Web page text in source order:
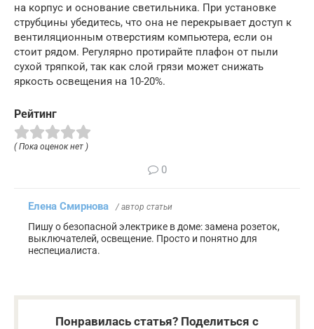
на корпус и основание светильника. При установке
струбцины убедитесь, что она не перекрывает доступ к
вентиляционным отверстиям компьютера, если он
стоит рядом. Регулярно протирайте плафон от пыли
сухой тряпкой, так как слой грязи может снижать
яркость освещения на 10-20%.
Рейтинг
( Пока оценок нет )
0
Елена Смирнова / автор статьи
Пишу о безопасной электрике в доме: замена розеток,
выключателей, освещение. Просто и понятно для
неспециалиста.
Понравилась статья? Поделиться с